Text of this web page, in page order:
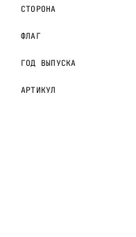
СТОРОНА
ФЛАГ
ГОД ВЫПУСКА
АРТИКУЛ